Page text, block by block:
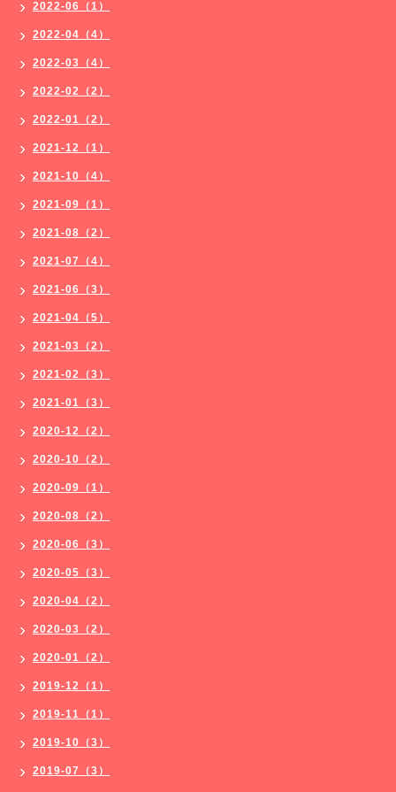
2022-06（1）
2022-04（4）
2022-03（4）
2022-02（2）
2022-01（2）
2021-12（1）
2021-10（4）
2021-09（1）
2021-08（2）
2021-07（4）
2021-06（3）
2021-04（5）
2021-03（2）
2021-02（3）
2021-01（3）
2020-12（2）
2020-10（2）
2020-09（1）
2020-08（2）
2020-06（3）
2020-05（3）
2020-04（2）
2020-03（2）
2020-01（2）
2019-12（1）
2019-11（1）
2019-10（3）
2019-07（3）